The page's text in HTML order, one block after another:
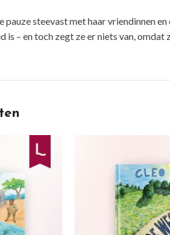
pauze steevast met haar vriendinnen
is – en toch zegt ze er niets van,